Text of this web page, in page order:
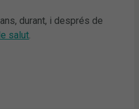
durant, i després de
salut.